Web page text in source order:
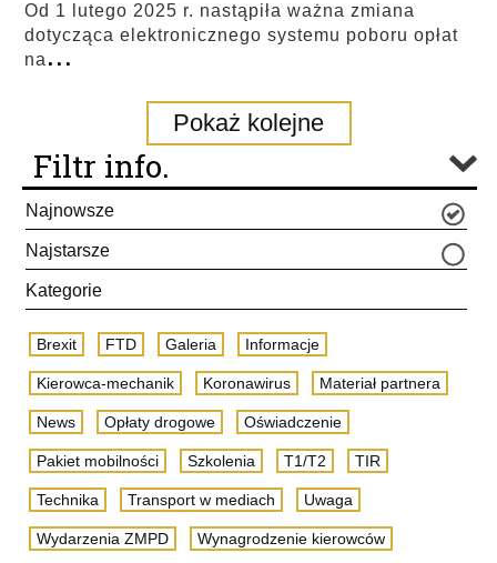
Od 1 lutego 2025 r. nastąpiła ważna zmiana
dotycząca elektronicznego systemu poboru opłat
na...
Pokaż kolejne
Filtr info.
Najnowsze
Najstarsze
Kategorie
Brexit FTD Galeria Informacje
Kierowca-mechanik Koronawirus Materiał partnera
News Opłaty drogowe Oświadczenie
Pakiet mobilności Szkolenia T1/T2 TIR
Technika Transport w mediach Uwaga
Wydarzenia ZMPD Wynagrodzenie kierowców